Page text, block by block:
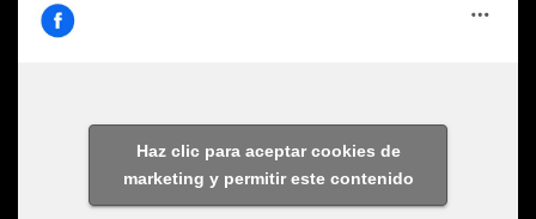
Haz clic para aceptar cookies de
marketing y permitir este contenido